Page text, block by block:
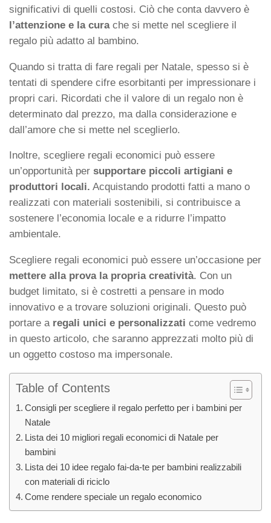
significativi di quelli costosi. Ciò che conta davvero è
l’attenzione e la curache si mette nel scegliere il
regalo più adatto al bambino.
Quando si tratta di fare regali per Natale, spesso si è
tentati di spendere cifre esorbitanti per impressionare i
propri cari. Ricordati che il valore di un regalo non è
determinato dal prezzo, ma dalla considerazione e
dall’amore che si mette nel sceglierlo.
Inoltre, scegliere regali economici può essere
un’opportunità per supportare piccoli artigiani e
produttori locali. Acquistando prodotti fatti a mano o
realizzati con materiali sostenibili, si contribuisce a
sostenere l’economia locale e a ridurre l’impatto
ambientale.
Scegliere regali economici può essere un’occasione per
mettere alla prova la propria creatività. Con un
budget limitato, si è costretti a pensare in modo
innovativo e a trovare soluzioni originali. Questo può
portare a regali unici e personalizzati come vedremo
in questo articolo, che saranno apprezzati molto più di
un oggetto costoso ma impersonale.
Table of Contents
Consigli per scegliere il regalo perfetto per i bambini per
Natale
Lista dei 10 migliori regali economici di Natale per
bambini
Lista dei 10 idee regalo fai-da-te per bambini realizzabili
con materiali di riciclo
Come rendere speciale un regalo economico